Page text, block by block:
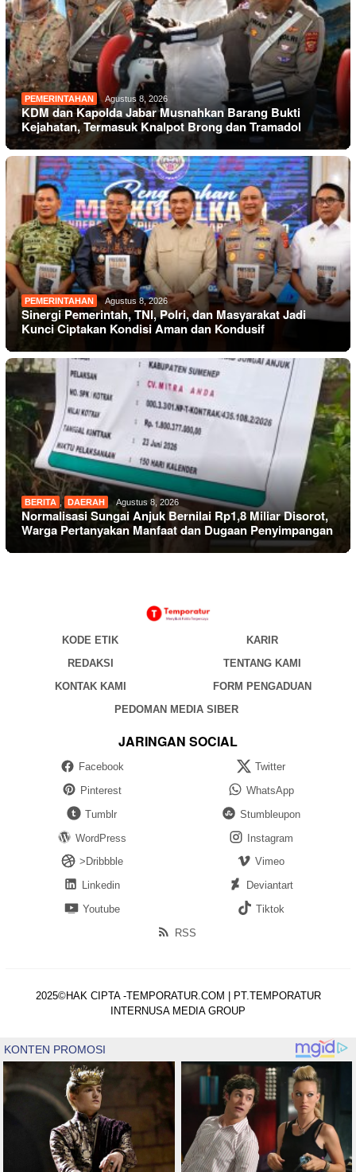
PEMERINTAHAN Agustus 8, 2026
KDM dan Kapolda Jabar Musnahkan Barang Bukti
Kejahatan, Termasuk Knalpot Brong dan Tramadol
PEMERINTAHAN Agustus 8, 2026
Sinergi Pemerintah, TNI, Polri, dan Masyarakat Jadi
Kunci Ciptakan Kondisi Aman dan Kondusif
BERITA , DAERAH Agustus 8, 2026
Normalisasi Sungai Anjuk Bernilai Rp1,8 Miliar Disorot,
Warga Pertanyakan Manfaat dan Dugaan Penyimpangan
KODE ETIK
KARIR
REDAKSI
TENTANG KAMI
KONTAK KAMI
FORM PENGADUAN
PEDOMAN MEDIA SIBER
JARINGAN SOCIAL
Facebook
Twitter
Pinterest
WhatsApp
Tumblr
Stumbleupon
WordPress
Instagram
>Dribbble
Vimeo
Linkedin
Deviantart
Youtube
Tiktok
RSS
2025©HAK CIPTA -TEMPORATUR.COM | PT.TEMPORATUR
INTERNUSA MEDIA GROUP